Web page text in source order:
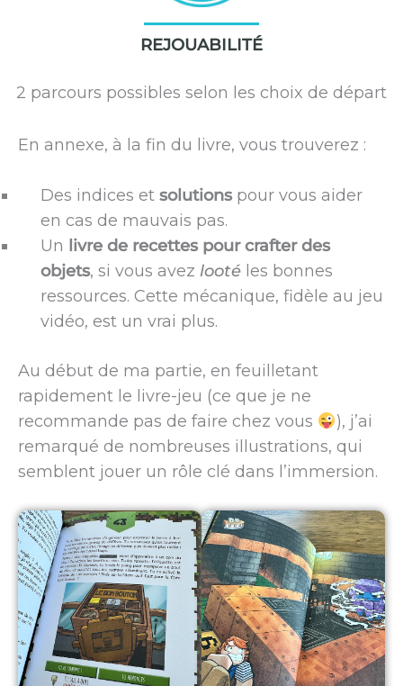
REJOUABILITÉ
2 parcours possibles selon les choix de départ
En annexe, à la fin du livre, vous trouverez :
Des indices et solutionspour vous aider
en cas de mauvais pas.
Un livre de recettes pour crafter des
objets, si vous avez looté les bonnes
ressources. Cette mécanique, fidèle au jeu
vidéo, est un vrai plus.
Au début de ma partie, en feuilletant
rapidement le livre-jeu (ce que je ne
recommande pas de faire chez vous
), j’ai
remarqué de nombreuses illustrations, qui
semblent jouer un rôle clé dans l’immersion.